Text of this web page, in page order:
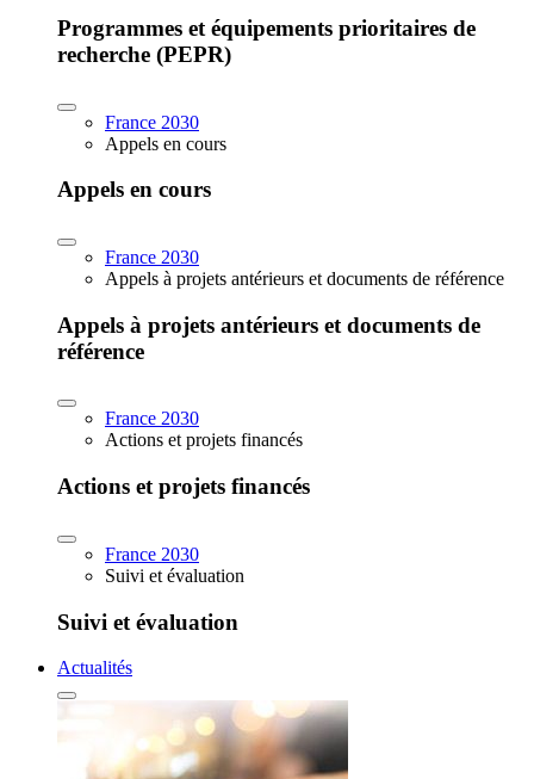
Programmes et équipements prioritaires de
recherche (PEPR)
France 2030
Appels en cours
Appels en cours
France 2030
Appels à projets antérieurs et documents de référence
Appels à projets antérieurs et documents de
référence
France 2030
Actions et projets financés
Actions et projets financés
France 2030
Suivi et évaluation
Suivi et évaluation
Actualités